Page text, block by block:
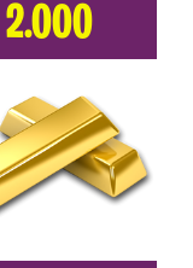
2.000